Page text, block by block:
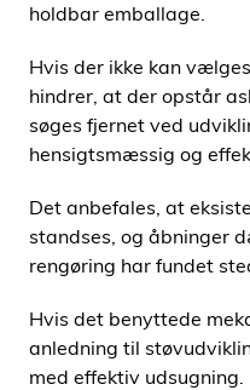
holdbar emballage.
Hvis der ikke kan
hindrer, at der opstår
søges fjernet ved
hensigtsmæssig og
Det anbefales, at
standses, og åbninger
rengøring har fundet
Hvis det benyttede
anledning til
med effektiv udsugning.